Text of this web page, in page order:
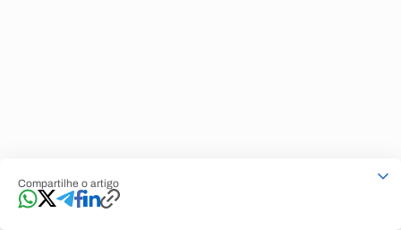
Compartilhe o artigo